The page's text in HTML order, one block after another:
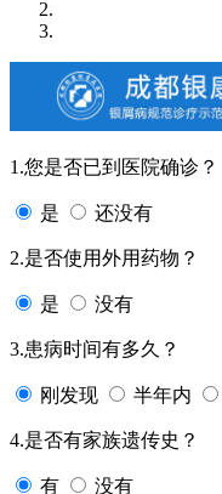
1.您是否已到医院确诊？
是 还没有
2.是否使用外用药物？
是 没有
3.患病时间有多久？
刚发现 半年内
4.是否有家族遗传史？
有 没有